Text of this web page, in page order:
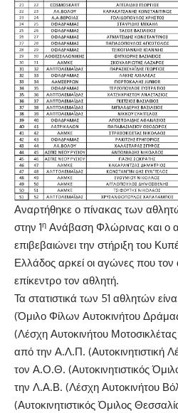
Αναρτήθηκε ο πίνακας των
στην 1η Ανάβαση Φλώρινας και ο
επιβεβαιώνει την στήριξη του
Ελλάδος αρκεί οι αγώνες που
επίκεντρο τον αθλητή.
Τα στατιστικά των 51 αθλητών
(Όμιλο Φίλων Αυτοκινήτου
(Λέσχη Αυτοκινήτου
από την Α.Λ.Π. (Αυτοκινητιστική
τον Α.Ο.Θ. (Αυτοκινητιστικός
την Λ.Α.Β. (Λέσχη Αυτοκινήτου
(Αυτοκινητιστικός Όμιλος